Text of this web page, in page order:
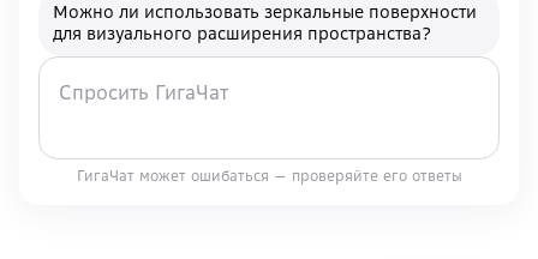
Можно ли использовать зеркальные поверхности
для визуального расширения пространства?
ГигаЧат может ошибаться — проверяйте его ответы